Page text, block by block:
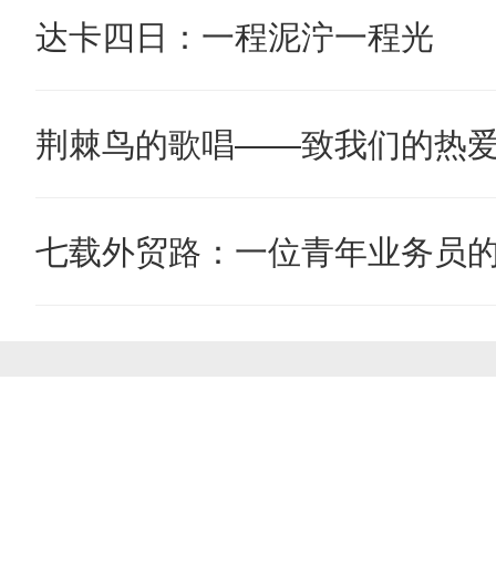
达卡四日：一程泥泞一程光
荆棘鸟的歌唱——致我们的热
七载外贸路：一位青年业务员